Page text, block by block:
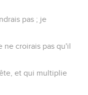
pas ; je
ne croirais pas qu'il
et qui multiplie